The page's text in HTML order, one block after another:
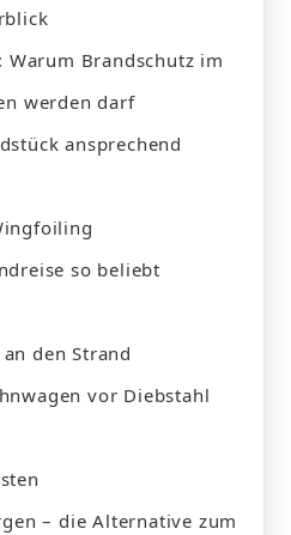
Warum Brandschutz im
werden darf
ansprechend
so beliebt
den Strand
vor Diebstahl
– die Alternative zum